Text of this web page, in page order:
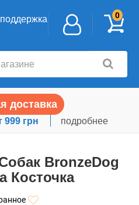
поддержка 0
доставка
999 грн подробнее
BronzeDog
Косточка